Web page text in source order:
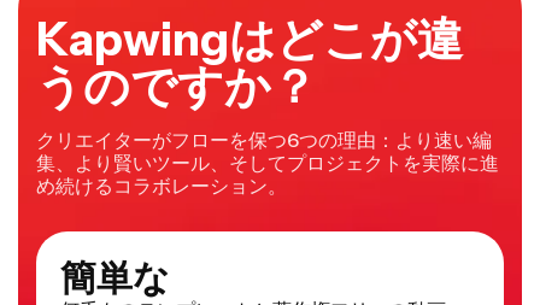
Kapwingはどこが違
うのですか？
クリエイターがフローを保つ6つの理由：より速い編
集、より賢いツール、そしてプロジェクトを実際に進
め続けるコラボレーション。
簡単な